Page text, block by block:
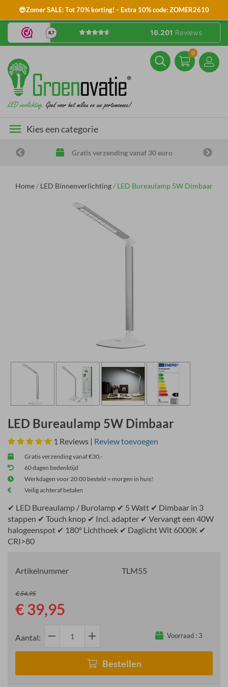
😎Zomer SALE: Tot 70% korting! - Extra 10% code: ZOMER2610
0
menu Kies een categorie
Gratis verzending vanaf 30 euro
Home/ LED Binnenverlichting/ LED Bureaulamp 5W Dimbaar
LED Bureaulamp 5W Dimbaar
1 Reviews | Review toevoegen
Gratis verzending vanaf €30,-
60 dagen bedenktijd
Werkdagen voor 20:00 besteld = morgen in huis!
Veilig achteraf betalen
✔ LED Bureaulamp / Burolamp ✔ 5 Watt ✔ Dimbaar in 3
stappen ✔ Touch knop ✔ Incl. adapter ✔ Vervangt een 40W
halogeenspot ✔ 180º Lichthoek ✔ Daglicht Wit 6000K ✔
CRI>80
Artikelnummer TLM55
€ 54,95
€ 39,95
Voorraad : 3
Aantal: remove add
Bestellen